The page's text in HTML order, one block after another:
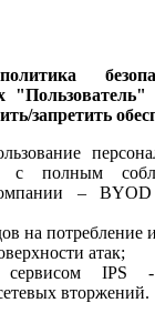
запретить
с полным
–
на потребление
атак;
сервисом IPS
вторжений.